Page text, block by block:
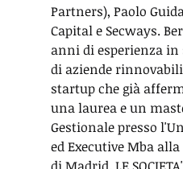
Partners), Paolo
Capital e Secways.
anni di esperienza in
di aziende
startup che già
una laurea e un
Gestionale presso
ed Executive Mba